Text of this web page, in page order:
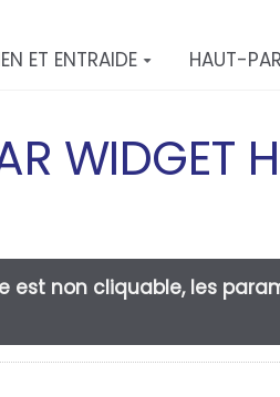
ET ENTRAIDE HAUT-
WIDGET
est non cliquable, les